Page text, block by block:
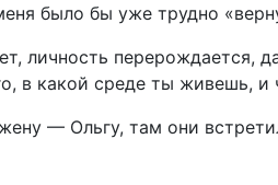
было бы уже трудно
личность перерождается,
в какой среде ты живешь, и
— Ольгу, там они